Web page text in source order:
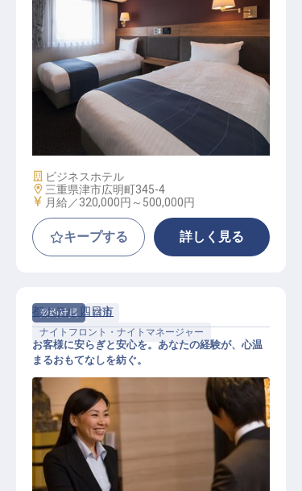
宿泊支配人
施設業態
ビジネスホテル
勤務地
三重県津市広明町345-4
給与
月給／320,000円～ 500,000円
キープする 詳しく見る
契約社員
宿泊
ナイトフロント・ナイトマネージャー
都ホテル 四日市
お客様に安らぎと安心を。あなたの経験が、心温
まるおもてなしを紡ぐ。